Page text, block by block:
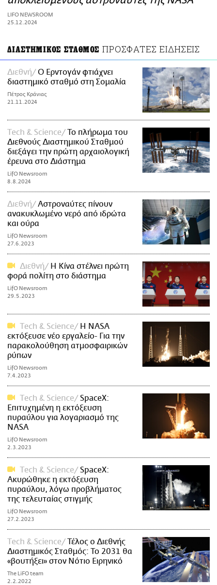
ΑΜΠΑ
PRINT
LIFO NEWSROOM
25.12.2024
ΔΙΑΣΤΗΜΙΚΟΣ ΣΤΑΘΜΟΣ ΠΡΟΣΦΑΤΕΣ ΕΙΔΗΣΕΙΣ
Διεθνή
Ο Ερντογάν φτιάχνει
διαστημικό σταθμό στη Σομαλία
Πέτρος Κράνιας
21.11.2024
Τech & Science
Το πλήρωμα του
Διεθνούς Διαστημικού Σταθμού
διεξάγει την πρώτη αρχαιολογική
έρευνα στο Διάστημα
LifO Newsroom
8.8.2024
Διεθνή
Αστροναύτες πίνουν
ανακυκλωμένο νερό από ιδρώτα
και ούρα
LifO Newsroom
27.6.2023
Διεθνή
Η Κίνα στέλνει πρώτη
φορά πολίτη στο διάστημα
LifO Newsroom
29.5.2023
Τech & Science
Η NASA
εκτόξευσε νέο εργαλείο- Για την
παρακολούθηση ατμοσφαιρικών
ρύπων
LifO Newsroom
7.4.2023
Τech & Science
SpaceX:
Επιτυχημένη η εκτόξευση
πυραύλου για λογαριασμό της
NASA
LifO Newsroom
2.3.2023
Τech & Science
SpaceX:
Ακυρώθηκε η εκτόξευση
πυραύλου, λόγω προβλήματος
της τελευταίας στιγμής
LifO Newsroom
27.2.2023
Τech & Science
Τέλος ο Διεθνής
Διαστημικός Σταθμός: Το 2031 θα
«βουτήξει» στον Νότιο Ειρηνικό
The LiFO team
2.2.2022